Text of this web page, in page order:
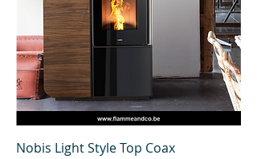
Nobis Light Style Top Coax